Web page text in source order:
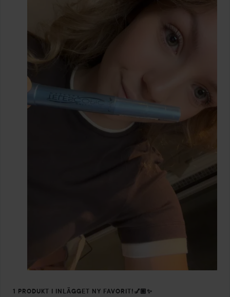
1 PRODUKT I INLÄGGET NY FAVORIT!💅🏽✨